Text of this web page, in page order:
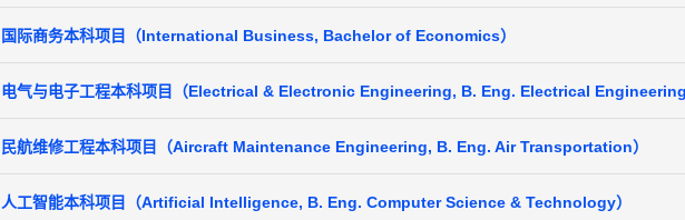
国际商务本科项目（International Business, Bachelor of Economics）
电气与电子工程本科项目（Electrical & Electronic Engineering, B. Eng. Electrical
民航维修工程本科项目（Aircraft Maintenance Engineering, B. Eng. Air Transportation）
人工智能本科项目（Artificial Intelligence, B. Eng. Computer Science & Technology）